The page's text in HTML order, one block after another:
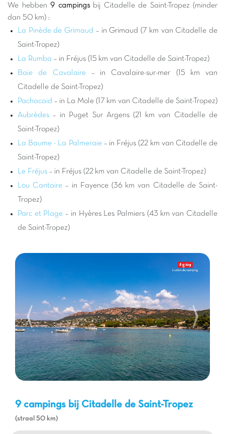
genieten van een spectaculair uitzicht op de jachten en het
glinsterende water.
Kiezen voor een Capfun camping bij de Citadelle de Saint-
Tropez betekent verzekerd zijn van een vakantie waar
dag vol historische verkenningen of luieren op de mythische
stranden van Pampelonne of Les Salins, keert u terug naar het
comfort en de animatie van onze campings. Onze faciliteiten
zijn ontworpen voor het plezier van het hele gezin, met
sensationele waterparken, dynamische kinderclubs en
levendige avonden. Dit is de perfecte gelegenheid om kostbare
momenten van puur waterplezier, alles in een gezellige en
warme sfeer.
De regio rond Puget-sur-Argens en Saint-Tropez barst van de
activiteiten voor alle leeftijden. Naast de Citadelle kunt u
dwalen door de kleurrijke straatjes van Saint-Tropez, de jachten
in de haven bewonderen, of hetMusée de l'Annonciade
spectaculaire uitzichten waarderen, terwijl de jongsten dol
stranden beschikbaar zijn. Of u nu op zoek bent naar avontuur,
cultuur of gewoon wilt luieren in de zon, een verblijf op een
Capfun camping opent de deuren naar een complete en
verrijkende vakantie-ervaring aan deCôte d'Azur.
We hebben 9 campingsbij Citadelle de Saint-Tropez (minder
dan 50 km) :
La Pinède de Grimaud – in Grimaud (7 km van Citadelle de
Saint-Tropez)
La Rumba – in Fréjus (15 km van Citadelle de Saint-Tropez)
Baie de Cavalaire – in Cavalaire-sur-mer (15 km van
Citadelle de Saint-Tropez)
Pachacaid – in La Mole (17 km van Citadelle de Saint-Tropez)
Aubrèdes– in Puget Sur Argens (21 km van Citadelle de
Saint-Tropez)
La Baume - La Palmeraie – in Fréjus (22 km van Citadelle de
Saint-Tropez)
Le Fréjus – in Fréjus (22 km van Citadelle de Saint-Tropez)
Lou Cantaire– in Fayence (36 km van Citadelle de Saint-
Tropez)
Parc et Plage– in Hyères Les Palmiers (43 km van Citadelle
de Saint-Tropez)
9 campings bij Citadelle de Saint-Tropez
(straal 50 km)